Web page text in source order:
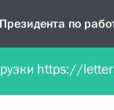
по
https://